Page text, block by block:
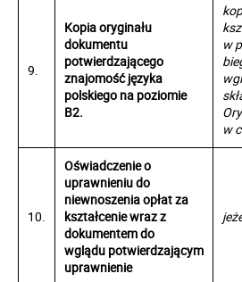
9.
Kopia oryginału
dokumentu
potwierdzającego
znajomość języka
polskiego na poziomie
B2.
w
w
10.
Oświadczenie o
uprawnieniu do
niewnoszenia opłat za
kształcenie wraz z
dokumentem do
wglądu potwierdzającym
uprawnienie